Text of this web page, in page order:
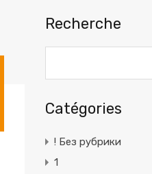
Recherche
Catégories
! Без рубрики
1